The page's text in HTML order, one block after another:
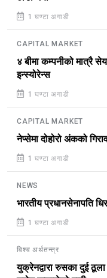
1 घण्टा अगाडी
CAPITAL MARKET
४ बीमा कम्पनीको मात्रै
इन्स्योरेन्स
1 घण्टा अगाडी
CAPITAL MARKET
नेप्सेमा दोहोरो अंकको
1 घण्टा अगाडी
NEWS
भारतीय प्रधानसेनापति
1 घण्टा अगाडी
विश्व अर्थतन्त्र
युक्रेनद्वारा रुसका दुई